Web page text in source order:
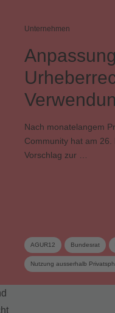
Unternehmen
Nach monatelangem
Community hat am
Vorschlag zur …
AGUR12 Bundesrat
Nutzung ausserhalb